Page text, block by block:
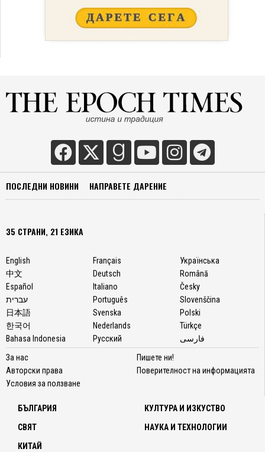
ПОСЛЕДНИ НОВИНИ НАПРАВЕТЕ ДАРЕНИЕ
35 СТРАНИ, 21 ЕЗИКА
English
中文
Español
עברית
日本語
한국어
Bahasa Indonesia
Français
Deutsch
Italiano
Português
Svenska
Nederlands
Русский
Українська
Română
Česky
Slovenščina
Polski
Türkçe
فارسی
За нас
Авторски права
Условия за ползване
Пишете ни!
Поверителност на информацията
БЪЛГАРИЯ
СВЯТ
КИТАЙ
КУЛТУРА И ИЗКУСТВО
НАУКА И ТЕХНОЛОГИИ